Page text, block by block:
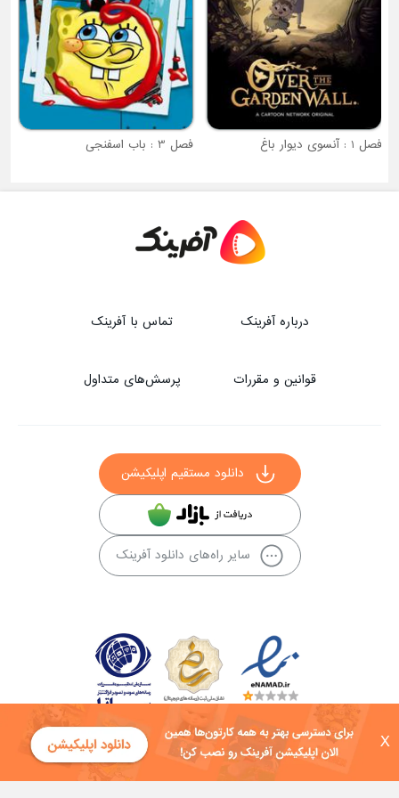
X
فصل 1 : آنسوی دیوار باغ فصل 3 : باب اسفنجی
درباره آفرینک تماس با آفرینک
قوانین و مقررات پرسش‌های متداول
دانلود مستقیم اپلیکیشن
سایر راه‌های دانلود آفرینک
کلیه حقوق این سایت به شرکت توسعه فناوی هفت آسمان توکان تعلق دارد و